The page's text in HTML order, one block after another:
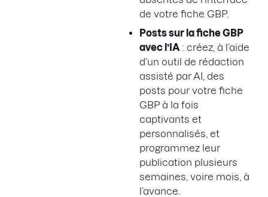
de votre fiche GBP.
Posts sur la fiche GBP
avec l’IA : créez, à l’aide
d’un outil de rédaction
assisté par AI, des
posts pour votre fiche
GBP à la fois
captivants et
personnalisés, et
programmez leur
publication plusieurs
semaines, voire mois, à
l’avance.